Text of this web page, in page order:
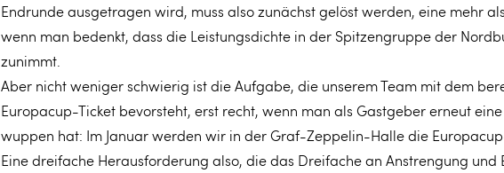
Endrunde ausgetragen wird, muss also zunächst gelöst werden, eine mehr
wenn man bedenkt, dass die Leistungsdichte in der Spitzengruppe der
zunimmt.
Aber nicht weniger schwierig ist die Aufgabe, die unserem Team mit dem
Europacup-Ticket bevorsteht, erst recht, wenn man als Gastgeber erneut
wuppen hat: Im Januar werden wir in der Graf-Zeppelin-Halle die
Eine dreifache Herausforderung also, die das Dreifache an Anstrengung und